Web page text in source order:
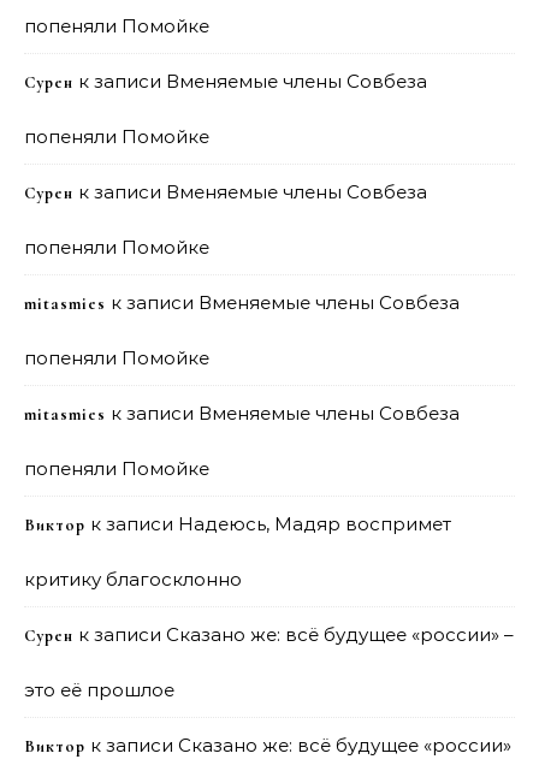
попеняли Помойке
Сурен к записи Вменяемые члены Совбеза
попеняли Помойке
Сурен к записи Вменяемые члены Совбеза
попеняли Помойке
mitasmies к записи Вменяемые члены Совбеза
попеняли Помойке
mitasmies к записи Вменяемые члены Совбеза
попеняли Помойке
Виктор к записи Надеюсь, Мадяр воспримет
критику благосклонно
Сурен к записи Сказано же: всё будущее «россии» –
это её прошлое
Виктор к записи Сказано же: всё будущее «россии»